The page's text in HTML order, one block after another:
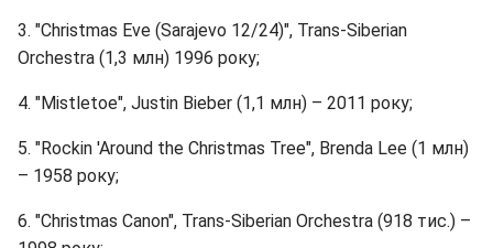
3. "Christmas Eve (Sarajevo 12/24)", Trans-Siberian
Orchestra (1,3 млн) 1996 року;
4. "Mistletoe", Justin Bieber (1,1 млн) – 2011 року;
5. "Rockin 'Around the Christmas Tree", Brenda Lee (1 млн)
– 1958 року;
6. "Christmas Canon", Trans-Siberian Orchestra (918 тис.) –